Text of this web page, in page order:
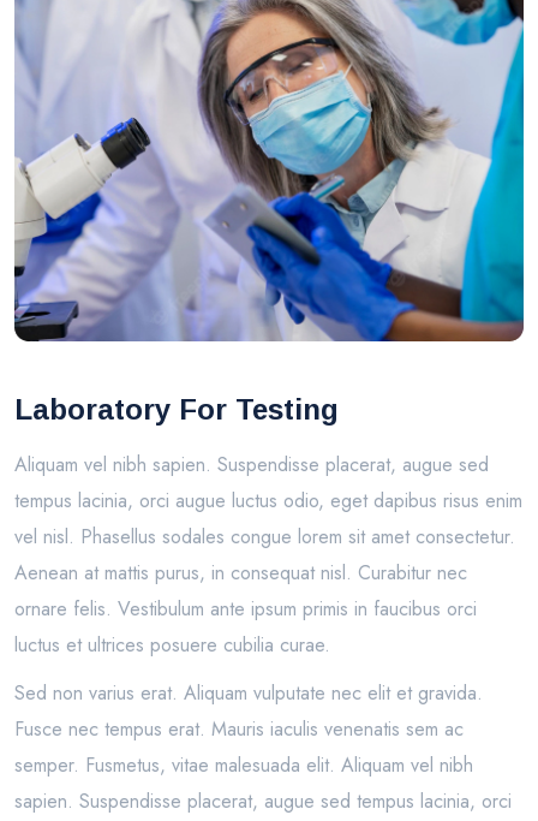
Laboratory For Testing
Aliquam vel nibh sapien. Suspendisse placerat, augue sed
tempus lacinia, orci augue luctus odio, eget dapibus risus enim
vel nisl. Phasellus sodales congue lorem sit amet consectetur.
Aenean at mattis purus, in consequat nisl. Curabitur nec
ornare felis. Vestibulum ante ipsum primis in faucibus orci
luctus et ultrices posuere cubilia curae.
Sed non varius erat. Aliquam vulputate nec elit et gravida.
Fusce nec tempus erat. Mauris iaculis venenatis sem ac
semper. Fusmetus, vitae malesuada elit. Aliquam vel nibh
sapien. Suspendisse placerat, augue sed tempus lacinia, orci